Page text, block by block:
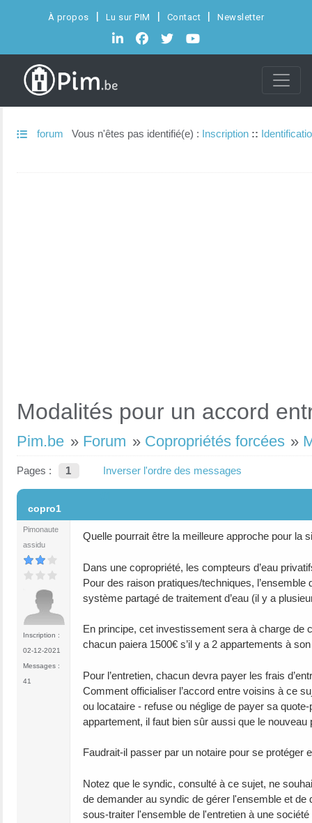
À propos Lu sur PIM Contact Newsletter
forum Vous n'êtes pas identifié(e) : Inscription ::
Modalités pour un accord
Pim.be » Forum » Copropriétés forcées »
Pages : 1 Inverser l'ordre des messages
copro1
Pimonaute
assidu
Inscription :
02-12-2021
Messages :
41
Quelle pourrait être la meilleure approche pour la
Dans une copropriété, les compteurs d’eau
Pour des raison pratiques/techniques,
système partagé de traitement d’eau (il y a
En principe, cet investissement sera à charge de
chacun paiera 1500€ s’il y a 2 appartements à
Pour l’entretien, chacun devra payer les frais
Comment officialiser l’accord entre voisins à ce
ou locataire - refuse ou néglige de payer sa
appartement, il faut bien sûr aussi que le
Faudrait-il passer par un notaire pour se protéger
Notez que le syndic, consulté à ce sujet, ne
de demander au syndic de gérer l'ensemble et
sous-traiter l'ensemble de l'entretien à une